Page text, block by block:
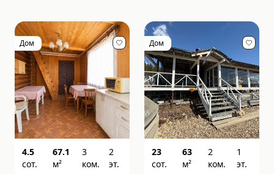
Дом
4.5
сот.
67.1
м²
3
ком.
2
эт.
Дом
23
сот.
63
м²
2
ком.
1
эт.